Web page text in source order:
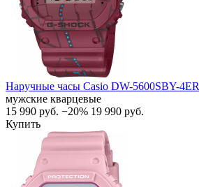
Наручные часы Casio DW-5600SBY-4ER
мужские кварцевые
15 990 руб. −20% 19 990 руб.
Купить